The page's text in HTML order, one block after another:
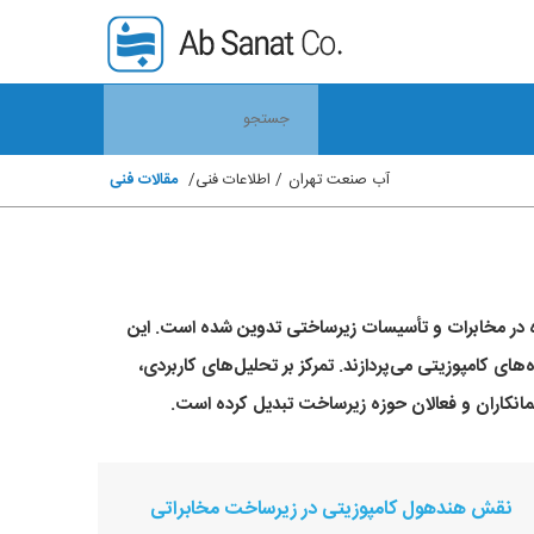
آب صنعت تهران اطلاعات فنی مقالات فنی
مخابرات و تأسیسات زیرساختی تدوین شده است. این
کامپوزیتی می‌پردازند. تمرکز بر تحلیل‌های کاربردی،
و فعالان حوزه زیرساخت تبدیل کرده است.
نقش هندهول کامپوزیتی در زیرساخت مخابراتی